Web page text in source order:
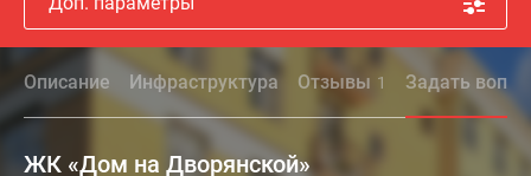
Описание Инфраструктура Отзывы 1 Задать
ЖК «Дом на Дворянской»